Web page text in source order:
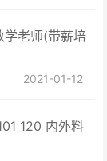
学老师(带薪培
2021-01-12
120 内外料